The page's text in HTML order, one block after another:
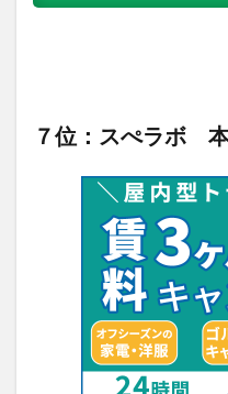
７位：スぺラボ